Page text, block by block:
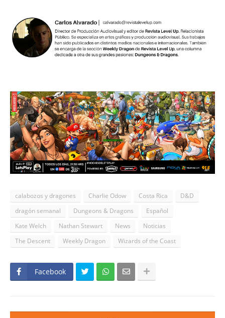
calabozos y dragones Charlie Odow Costa Rica
D&D
dragón semanal
Dungeons & Dragons
Español
Kate Welch
Nathan Stewart News
Noticias
The Descent
Weekly Dragon Wizards of the Coast
Facebook